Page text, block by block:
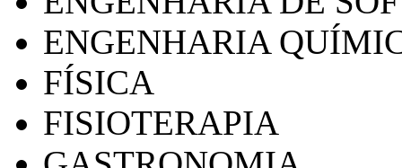
ENGENHARIA
FÍSICA
FISIOTERAPIA